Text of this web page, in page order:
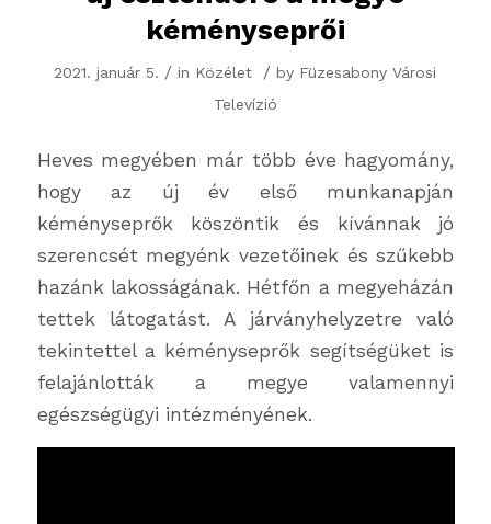
kéményseprői
2021. január 5. / in Közélet / by Füzesabony Városi
Televízió
Heves megyében már több éve hagyomány,
hogy az új év első munkanapján
kéményseprők köszöntik és kívánnak jó
szerencsét megyénk vezetőinek és szűkebb
hazánk lakosságának. Hétfőn a megyeházán
tettek látogatást. A járványhelyzetre való
tekintettel a kéményseprők segítségüket is
felajánlották a megye valamennyi
egészségügyi intézményének.